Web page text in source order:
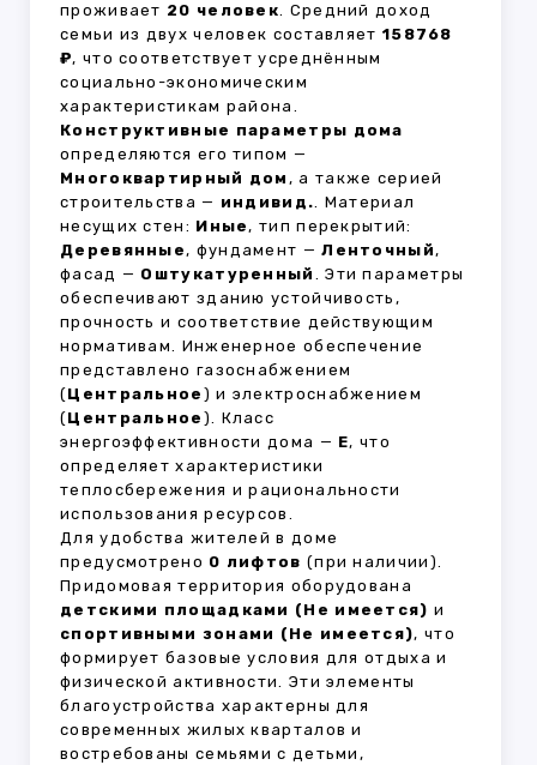
проживает 20 человек. Средний доход
семьи из двух человек составляет 158768
₽, что соответствует усреднённым
социально-экономическим
характеристикам района.
Конструктивные параметры дома
определяются его типом —
Многоквартирный дом , а также серией
строительства — индивид.. Материал
несущих стен: Иные, тип перекрытий:
Деревянные, фундамент —Ленточный,
фасад — Оштукатуренный . Эти параметры
обеспечивают зданию устойчивость,
прочность и соответствие действующим
нормативам. Инженерное обеспечение
представлено газоснабжением
(Центральное ) и электроснабжением
(Центральное ). Класс
энергоэффективности дома — E, что
определяет характеристики
теплосбережения и рациональности
использования ресурсов.
Для удобства жителей в доме
предусмотрено 0 лифтов (при наличии).
Придомовая территория оборудована
детскими площадками (Не имеется) и
спортивными зонами (Не имеется), что
формирует базовые условия для отдыха и
физической активности. Эти элементы
благоустройства характерны для
современных жилых кварталов и
востребованы семьями с детьми,